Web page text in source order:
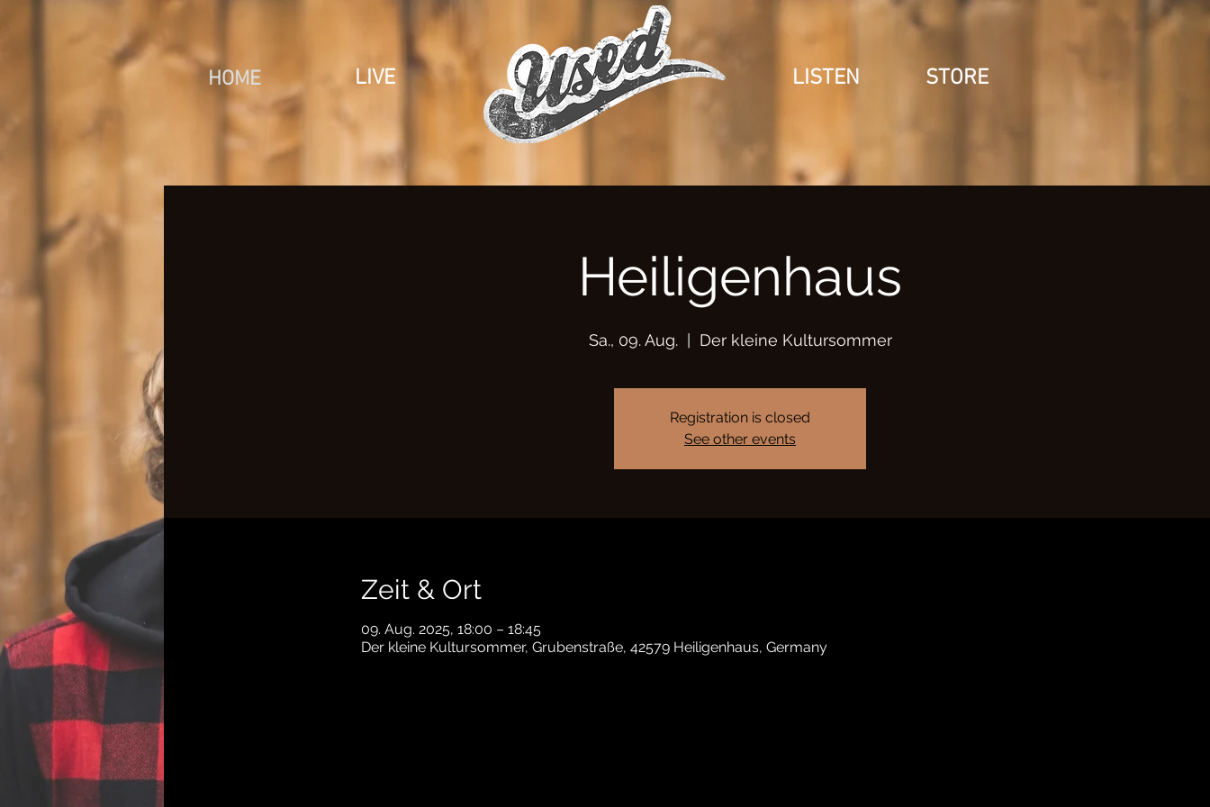
HOME LIVE LISTEN STORE
Heiligenhaus
Sa., 09. Aug.
  |
Der kleine Kultursommer
Registration is closed
See other events
Zeit & Ort
09. Aug. 2025, 18:00 – 18:45
Der kleine Kultursommer, Grubenstraße, 42579 Heiligenhaus, Germany